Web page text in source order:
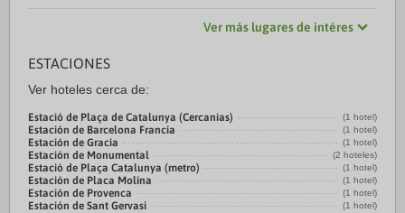
Ver más lugares de intéres
ESTACIONES
Ver hoteles cerca de:
Estació de Plaça de Catalunya (Cercanias) (1 hotel)
Estación de Barcelona Francia (1 hotel)
Estación de Gracia (1 hotel)
Estación de Monumental (2 hoteles)
Estació de Plaça Catalunya (metro) (1 hotel)
Estación de Placa Molina (1 hotel)
Estación de Provenca (1 hotel)
Estación de Sant Gervasi (1 hotel)